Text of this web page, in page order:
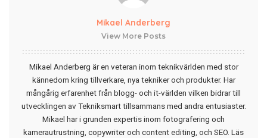
Mikael Anderberg
View More Posts
Mikael Anderberg är en veteran inom teknikvärlden med stor
kännedom kring tillverkare, nya tekniker och produkter. Har
mångårig erfarenhet från blogg- och it-världen vilken bidrar till
utvecklingen av Tekniksmart tillsammans med andra entusiaster.
Mikael har i grunden expertis inom fotografering och
kamerautrustning, copywriter och content editing, och SEO. Läs